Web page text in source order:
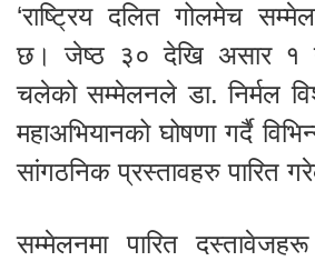
‘राष्ट्रिय दलित गोलमेच
छ। जेष्ठ ३० देखि असार १
चलेको सम्मेलनले डा. निर्मल
महाअभियानको घोषणा गर्दै
सांगठनिक प्रस्तावहरु पारित
सम्मेलनमा पारित दस्तावेजहरू